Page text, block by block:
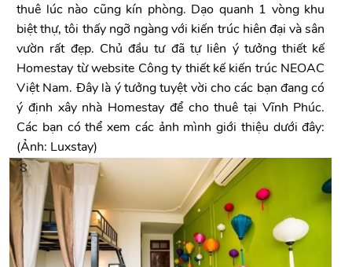
thuê lúc nào cũng kín phòng. Dạo quanh 1 vòng khu
biệt thự, tôi thấy ngỡ ngàng với kiến trúc hiên đại và sân
vườn rất đẹp. Chủ đầu tư đã tự liên ý tưởng thiết kế
Homestay từ website Công ty thiết kế kiến trúc NEOAC
Việt Nam. Đây là ý tưởng tuyệt vời cho các bạn đang có
ý định xây nhà Homestay để cho thuê tại Vĩnh Phúc.
Các bạn có thể xem các ảnh mình giới thiệu dưới đây:
(Ảnh: Luxstay)